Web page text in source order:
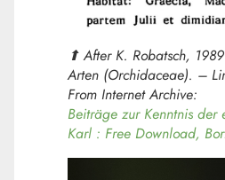
⬆︎ After K. Robatsch,
Arten (Orchidaceae). –
From Internet Archive:
Beiträge zur Kenntnis der
Karl : Free Download,